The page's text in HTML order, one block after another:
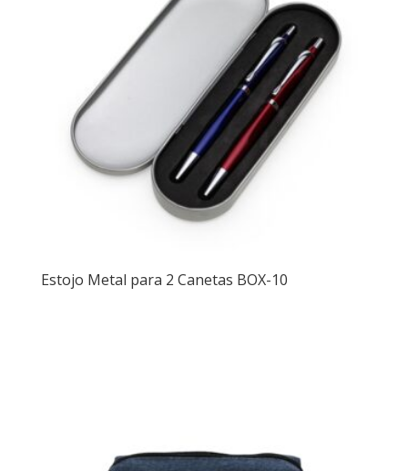
Estojo Metal para 2 Canetas BOX-10